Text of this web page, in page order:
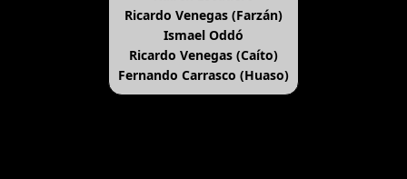
Ricardo Venegas (Farzán)
Ismael Oddó
Ricardo Venegas (Caíto)
Fernando Carrasco (Huaso)